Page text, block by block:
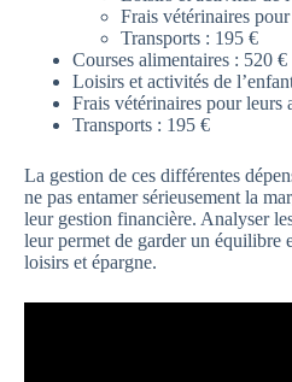
Frais vétérinaires
Transports : 195 €
Courses alimentaires : 520 €
Loisirs et activités de
Frais vétérinaires pour leurs
Transports : 195 €
La gestion de ces différentes
ne pas entamer sérieusement la
leur gestion financière. Analyser
leur permet de garder un équilibre
loisirs et épargne.